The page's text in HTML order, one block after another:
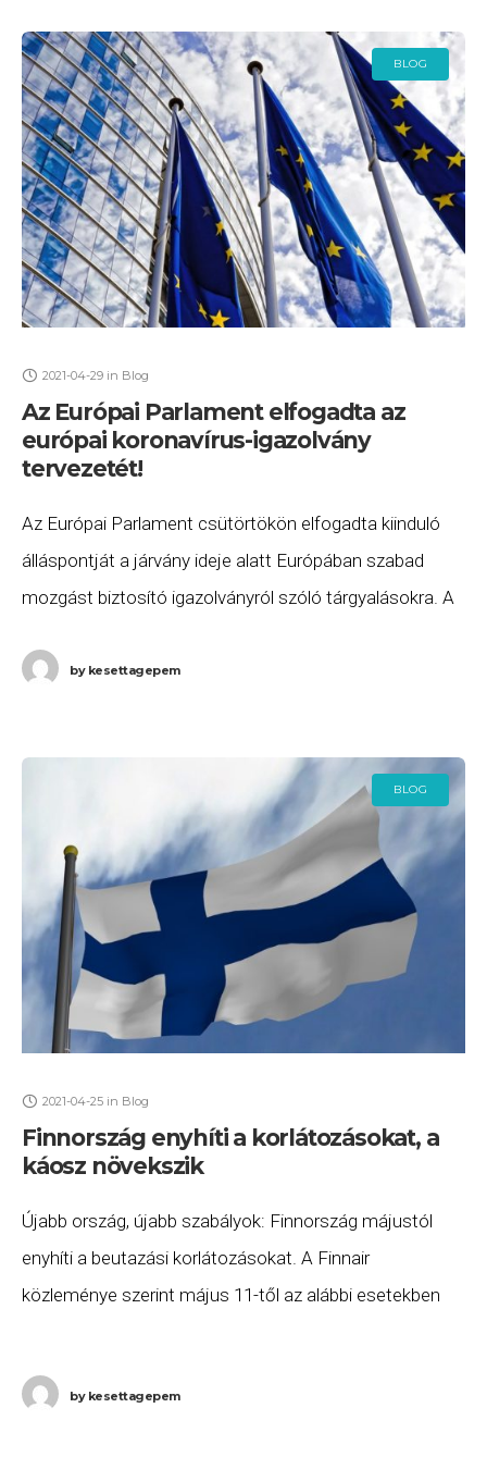
BLOG
2021-04-29 in Blog
Az Európai Parlament elfogadta az
európai koronavírus-igazolvány
tervezetét!
Az Európai Parlament csütörtökön elfogadta kiinduló
álláspontját a járvány ideje alatt Európában szabad
mozgást biztosító igazolványról szóló tárgyalásokra. A
igazolványt COVID-19 elleni oltással és
bykesettagepem
BLOG
2021-04-25 in Blog
Finnország enyhíti a korlátozásokat, a
káosz növekszik
Újabb ország, újabb szabályok: Finnország májustól
enyhíti a beutazási korlátozásokat. A Finnair
közleménye szerint május 11-től az alábbi esetekben
bykesettagepem